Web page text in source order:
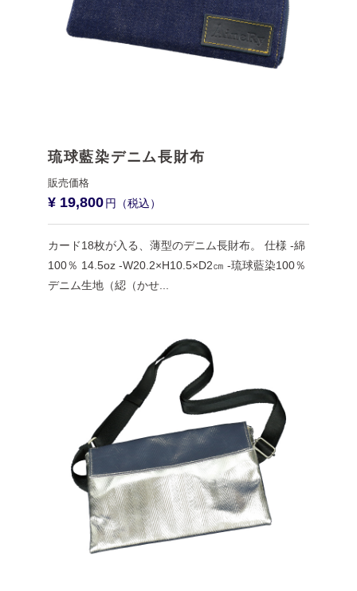
琉球藍染デニム長財布
¥ 19,800
カード18枚が入る、薄型のデニム長財布。 仕様 -綿
100％ 14.5oz -W20.2×H10.5×D2㎝ -琉球藍染100％
デニム生地（綛（かせ...